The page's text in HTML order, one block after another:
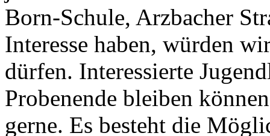
Born-Schule, Arzbacher
Interesse haben, würden
dürfen. Interessierte
Probenende bleiben
gerne. Es besteht die